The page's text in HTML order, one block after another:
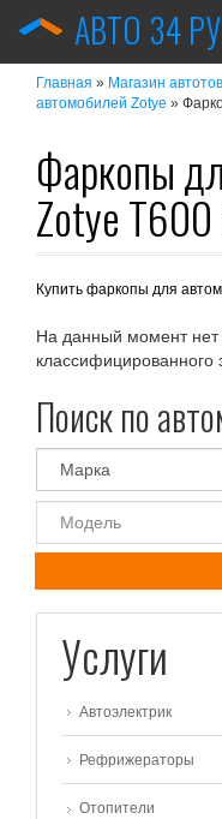
АВТО 34
Главная » Магазин
автомобилей Zotye »
Фаркопы
Zotye
Купить фаркопы для
На данный момент нет
классифицированного
Поиск по
Услуги
Автоэлектрик
Рефрижераторы
Отопители